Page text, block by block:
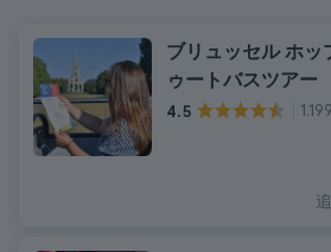
ブリュッセル ホッ
ゥートバスツアー
4.5